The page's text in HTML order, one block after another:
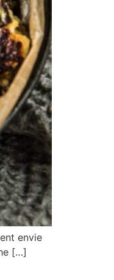
envie
[…]